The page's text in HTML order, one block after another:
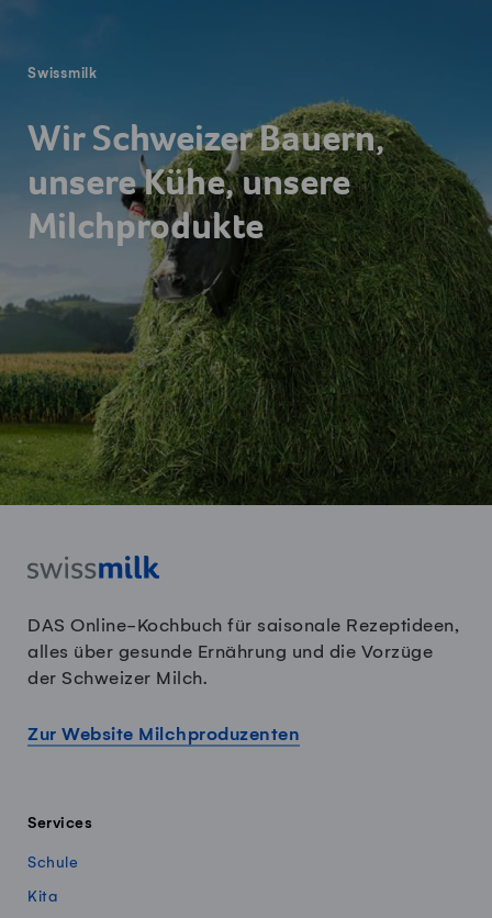
Swissmilk
Wir Schweizer Bauern,
unsere Kühe, unsere
Milchprodukte
DAS Online-Kochbuch für saisonale Rezeptideen,
alles über gesunde Ernährung und die Vorzüge
der Schweizer Milch.
Zur Website Milchproduzenten
Services
Schule
Kita